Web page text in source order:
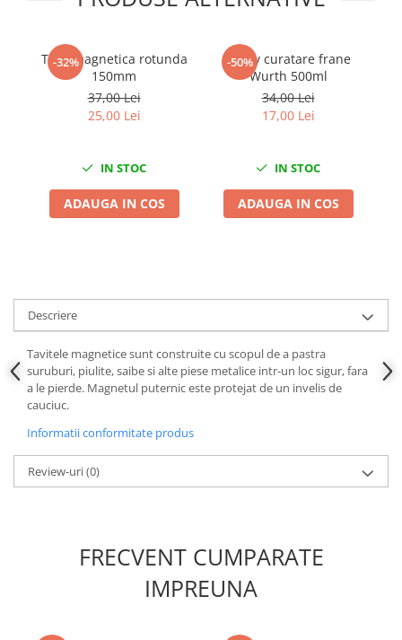
Chei Dinamometrice
Ciocane Dalti si Dornuri
Reparat Filete
Aeroterme si Incalzitoare
Aparate de spalat cu presiune
Aspiratoare industriale
Pistoale aer cald
Pistoale de lipit
Pistoale electrice de impact
Polizoare unghiulare
Rindele
Alfa romeo
-32%
Tava magnetica rotunda
150mm
37,00 Lei
25,00 Lei
IN STOC
ADAUGA IN COS
-50%
Spray curatare frane
Wurth 500ml
34,00 Lei
17,00 Lei
IN STOC
ADAUGA IN COS
Descriere
Tavitele magnetice sunt construite cu scopul de a pastra
suruburi, piulite, saibe si alte piese metalice intr-un loc sigur, fara
a le pierde. Magnetul puternic este protejat de un invelis de
cauciuc.
Informatii conformitate produs
Review-uri(0)
FRECVENT CUMPARATE
IMPREUNA